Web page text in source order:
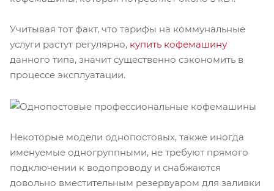
Учитывая тот факт, что тарифы на коммунальные
услуги растут регулярно, купить кофемашину
данного типа, значит существенно сэкономить в
процессе эксплуатации.
Некоторые модели однопостовых, также иногда
именуемые одногруппными, не требуют прямого
подключении к водопроводу и снабжаются
довольно вместительным резервуаром для заливки